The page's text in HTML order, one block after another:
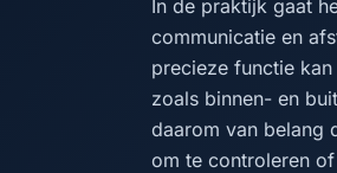
In de praktijk gaat
communicatie en
precieze functie
zoals binnen- en
daarom van belang
om te controleren